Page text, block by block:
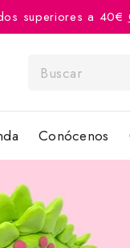
superiores a 40€
Conócenos